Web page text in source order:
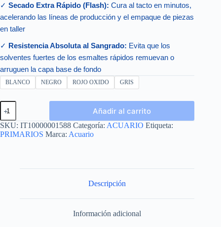
✓ Secado Extra Rápido (Flash): Cura al tacto en minutos,
acelerando las líneas de producción y el empaque de piezas
en taller
✓ Resistencia Absoluta al Sangrado: Evita que los
solventes fuertes de los esmaltes rápidos remuevan o
arruguen la capa base de fondo
BLANCO NEGRO ROJO OXIDO GRIS
ANTIOXI
FLASH
CUBETA
19L
cantidad
Añadir al carrito
SKU: IT10000001588 Categoría: ACUARIO Etiqueta:
PRIMARIOS Marca: Acuario
Descripción
Información adicional